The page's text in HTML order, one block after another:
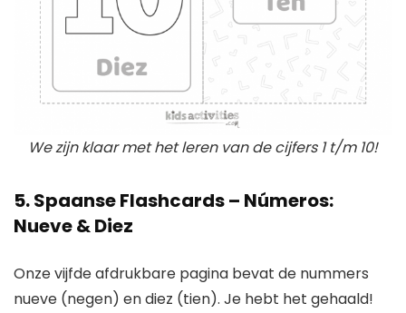
We zijn klaar met het leren van de cijfers 1 t/m 10!
5. Spaanse Flashcards – Números:
Nueve & Diez
Onze vijfde afdrukbare pagina bevat de nummers
nueve (negen) en diez (tien). Je hebt het gehaald!